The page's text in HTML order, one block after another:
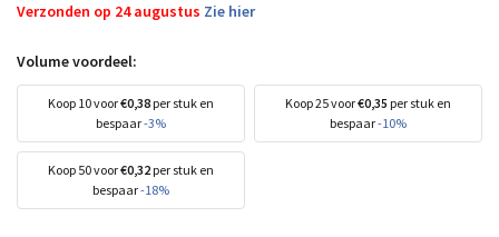
Verzonden op 24 augustus Zie hier
Volume voordeel:
Koop 10 voor€0,38 per stuk en
bespaar-3%
Koop 25 voor€0,35 per stuk en
bespaar-10%
Koop 50 voor€0,32per stuk en
bespaar-18%